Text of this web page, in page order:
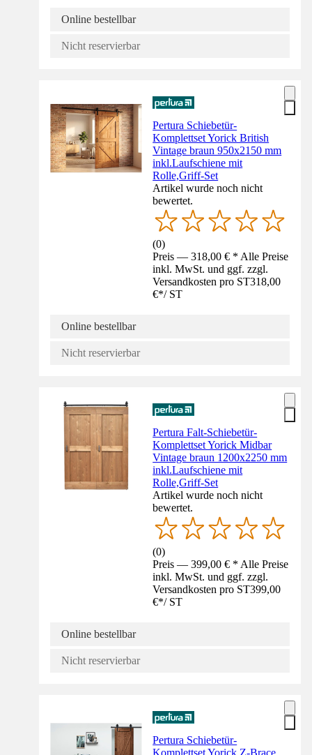
Online bestellbar
Nicht reservierbar
Pertura Schiebetür-
Komplettset Yorick British
Vintage braun 950x2150 mm
inkl.Laufschiene mit
Rolle,Griff-Set
Artikel wurde noch nicht
bewertet.
(0)
Preis — 318,00 € * Alle Preise
inkl. MwSt. und ggf. zzgl.
Versandkosten pro ST318,00
€*/ ST
Online bestellbar
Nicht reservierbar
Pertura Falt-Schiebetür-
Komplettset Yorick Midbar
Vintage braun 1200x2250 mm
inkl.Laufschiene mit
Rolle,Griff-Set
Artikel wurde noch nicht
bewertet.
(0)
Preis — 399,00 € * Alle Preise
inkl. MwSt. und ggf. zzgl.
Versandkosten pro ST399,00
€*/ ST
Online bestellbar
Nicht reservierbar
Pertura Schiebetür-